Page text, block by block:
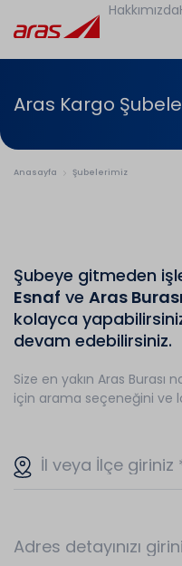
Hakkımızda
Aras Kargo
Anasayfa Şubelerimiz
Şubeye gitmeden
Esnaf ve Aras
kolayca
devam edebilirsiniz.
Size en yakın Aras Burası
için arama seçeneğini ve
İl veya İlçe giriniz
Adres detayınızı